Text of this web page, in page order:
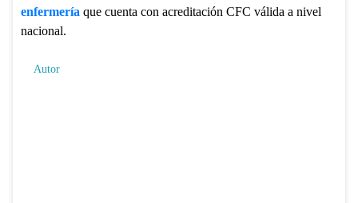
enfermería que cuenta con acreditación CFC válida a nivel
nacional.
Autor